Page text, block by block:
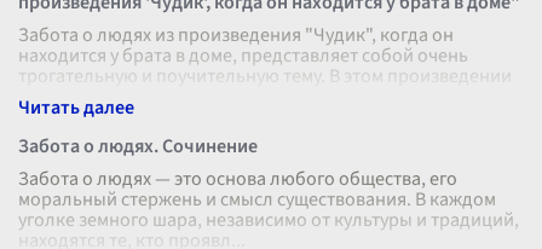
Забота о людях из произведения "Чудик", когда он
находится у брата в доме, представляет собой очень
трогательную и поучительную тему. В этом произведении
рассказчик описывает героя
Забота о людях. Сочинение
Забота о людях — это основа любого общества, его
моральный стержень и смысл существования. В каждом
уголке земного шара, независимо от культуры и традиций,
находятся те, кто проявл